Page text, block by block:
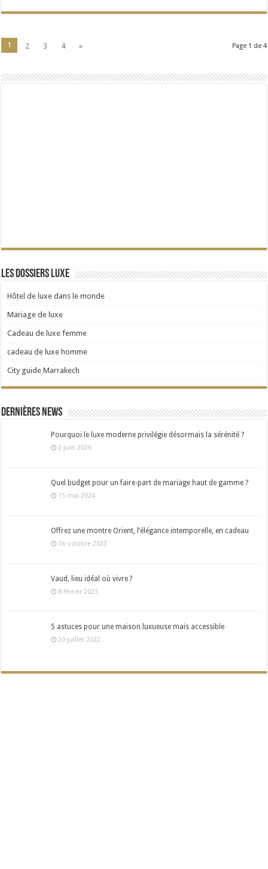
Page 1 de 4
1 2 3 4 »
Les dossiers Luxe
Hôtel de luxe dans le monde
Mariage de luxe
Cadeau de luxe femme
cadeau de luxe homme
City guide Marrakech
Dernières news
Pourquoi le luxe moderne privilégie désormais la sérénité ?
2 juin 2026
Quel budget pour un faire-part de mariage haut de gamme ?
15 mai 2024
Offrez une montre Orient, l’élégance intemporelle, en cadeau
16 octobre 2023
Vaud, lieu idéal où vivre ?
8 février 2023
5 astuces pour une maison luxueuse mais accessible
20 juillet 2022